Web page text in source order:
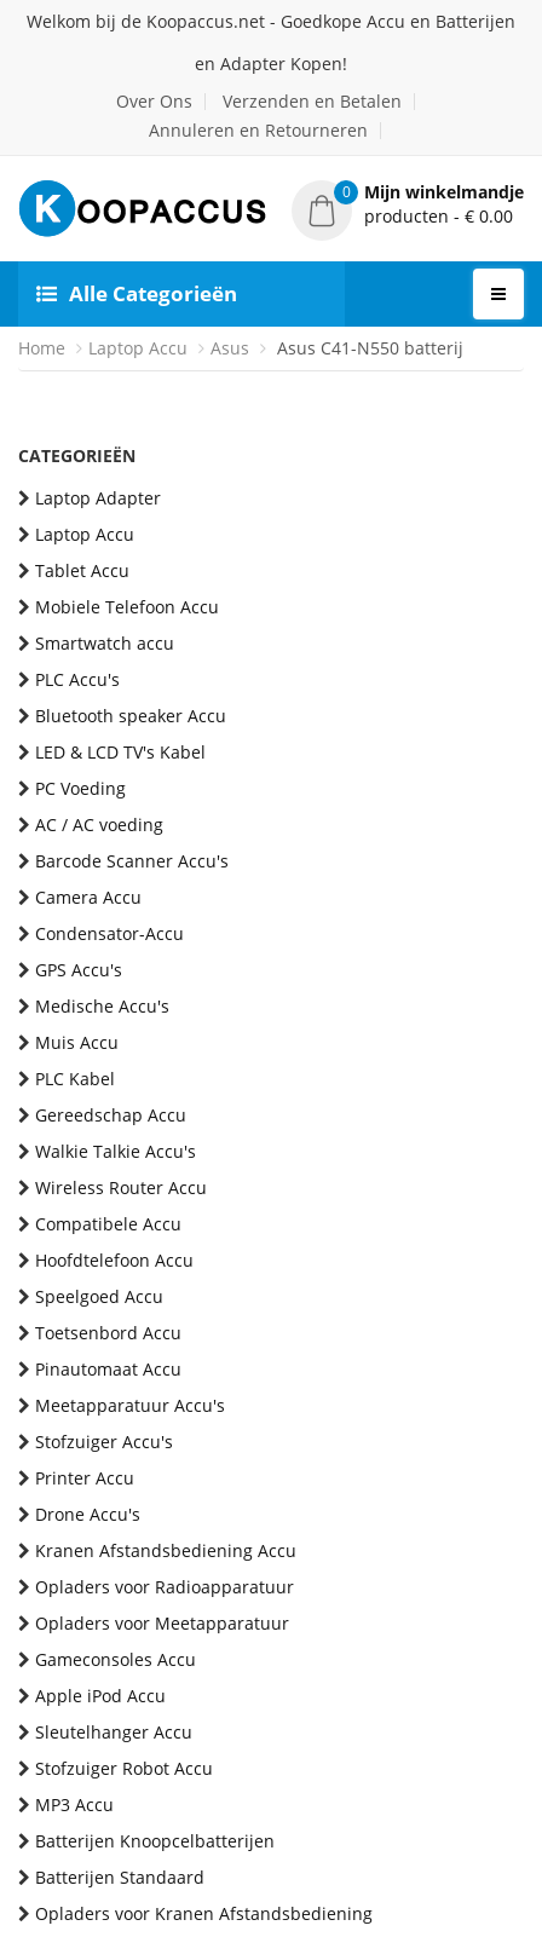
Welkom bij de Koopaccus.net - Goedkope Accu en Batterijen
en Adapter Kopen!
Over Ons
Verzenden en Betalen
Annuleren en Retourneren
0
Mijn winkelmandje
producten - € 0.00
Alle Categorieën
Home Laptop Accu Asus Asus C41-N550 batterij
CATEGORIEËN
Laptop Adapter
Laptop Accu
Tablet Accu
Mobiele Telefoon Accu
Smartwatch accu
PLC Accu's
Bluetooth speaker Accu
LED & LCD TV's Kabel
PC Voeding
AC / AC voeding
Barcode Scanner Accu's
Camera Accu
Condensator-Accu
GPS Accu's
Medische Accu's
Muis Accu
PLC Kabel
Gereedschap Accu
Walkie Talkie Accu's
Wireless Router Accu
Compatibele Accu
Hoofdtelefoon Accu
Speelgoed Accu
Toetsenbord Accu
Pinautomaat Accu
Meetapparatuur Accu's
Stofzuiger Accu's
Printer Accu
Drone Accu's
Kranen Afstandsbediening Accu
Opladers voor Radioapparatuur
Opladers voor Meetapparatuur
Gameconsoles Accu
Apple iPod Accu
Sleutelhanger Accu
Stofzuiger Robot Accu
MP3 Accu
Batterijen Knoopcelbatterijen
Batterijen Standaard
Opladers voor Kranen Afstandsbediening